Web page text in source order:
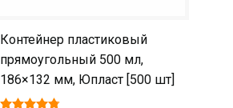
Контейнер пластиковый
прямоугольный 500 мл,
186×132 мм, Юпласт [500 шт]